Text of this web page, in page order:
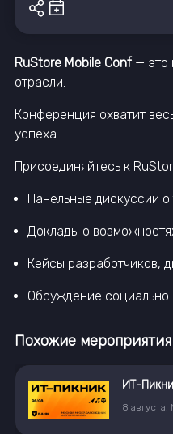
RuStore Mobile Conf— это
отрасли.
Конференция охватит
успеха.
Присоединяйтесь к
Панельные дискуссии о
Доклады о
Кейсы разработчиков,
Обсуждение социально
Похожие мероприятия
ИТ-
8 августа